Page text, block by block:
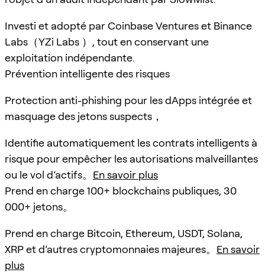
Investi et adopté par Coinbase Ventures et Binance
Labs（YZi Labs ）, tout en conservant une
exploitation indépendante.
Prévention intelligente des risques
Protection anti-phishing pour les dApps intégrée et
masquage des jetons suspects，
Identifie automatiquement les contrats intelligents à
risque pour empêcher les autorisations malveillantes
ou le vol d’actifs。 En savoir plus
Prend en charge 100+ blockchains publiques, 30
000+ jetons。
Prend en charge Bitcoin, Ethereum, USDT, Solana,
XRP et d’autres cryptomonnaies majeures。 En savoir
plus